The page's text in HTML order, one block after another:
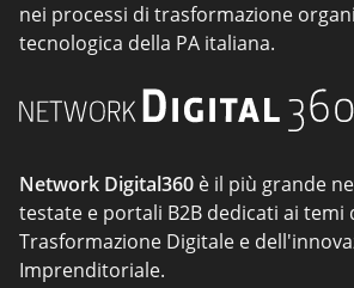
nei processi di trasformazione
tecnologica della PA italiana.
Network Digital360 è il più grande
testate e portali B2B dedicati ai temi
Trasformazione Digitale e
Imprenditoriale.